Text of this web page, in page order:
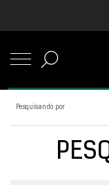
Pesquisando por